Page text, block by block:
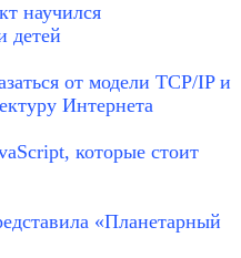
научился
детей
от модели TCP/IP и
Интернета
которые стоит
«Планетарный